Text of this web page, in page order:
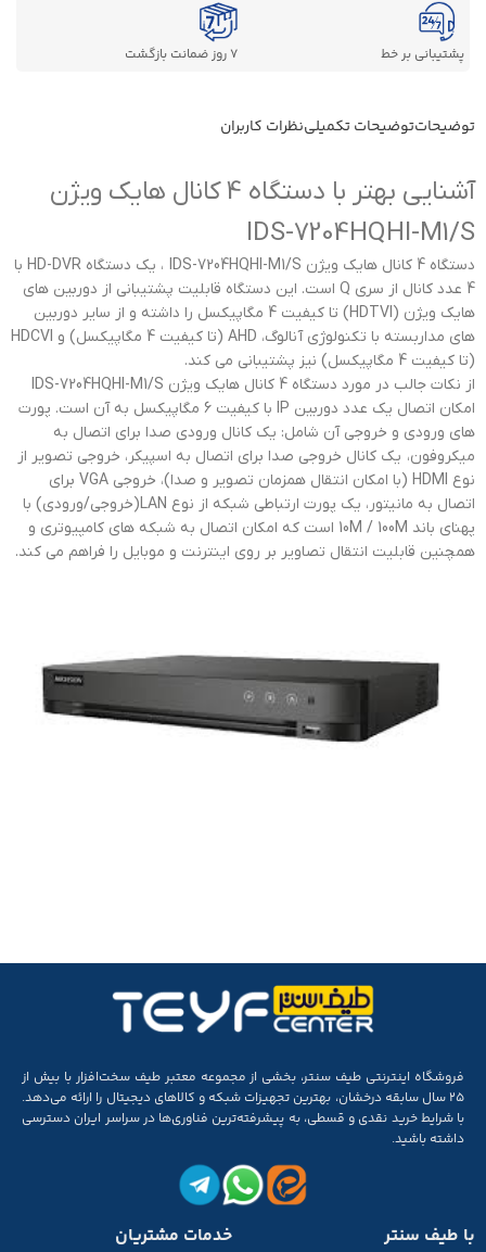
پشتیبانی بر خط 7 روز ضمانت بازگشت
توضیحاتتوضیحات تکمیلینظرات کاربران
آشنایی بهتر با دستگاه 4 کانال هایک ویژن
IDS-7204HQHI-M1/S
دستگاه 4 کانال هایک ویژن IDS-7204HQHI-M1/S ، یک دستگاه HD-DVR با
4 عدد کانال از سری Q است. این دستگاه قابلیت پشتیبانی از دوربین های
هایک ویژن (HDTVI) تا کیفیت 4 مگاپیکسل را داشته و از سایر دوربین
های مداربسته با تکنولوژی آنالوگ، AHD (تا کیفیت 4 مگاپیکسل) و HDCVI
(تا کیفیت 4 مگاپیکسل) نیز پشتیبانی می کند.
از نکات جالب در مورد دستگاه 4 کانال هایک ویژن IDS-7204HQHI-M1/S
امکان اتصال یک عدد دوربین IP با کیفیت 6 مگاپیکسل به آن است. پورت
های ورودی و خروجی آن شامل: یک کانال ورودی صدا برای اتصال به
میکروفون، یک کانال خروجی صدا برای اتصال به اسپیکر، خروجی تصویر از
نوع HDMI (با امکان انتقال همزمان تصویر و صدا)، خروجی VGA برای
اتصال به مانیتور، یک پورت ارتباطی شبکه از نوع LAN(خروجی/ورودی) با
پهنای باند 10M / 100M است که امکان اتصال به شبکه های کامپیوتری و
همچنین قابلیت انتقال تصاویر بر روی اینترنت و موبایل را فراهم می کند.
فروشگاه اینترنتی طیف سنتر، بخشی از مجموعه‌ معتبر طیف سخت‌افزار با بیش از
۲۵ سال سابقه‌ درخشان، بهترین تجهیزات شبکه و کالاهای دیجیتال را ارائه می‌دهد.
با شرایط خرید نقدی و قسطی، به پیشرفته‌ترین فناوری‌ها در سراسر ایران دسترسی
داشته باشید.
با طیف سنتر خدمات مشتریان